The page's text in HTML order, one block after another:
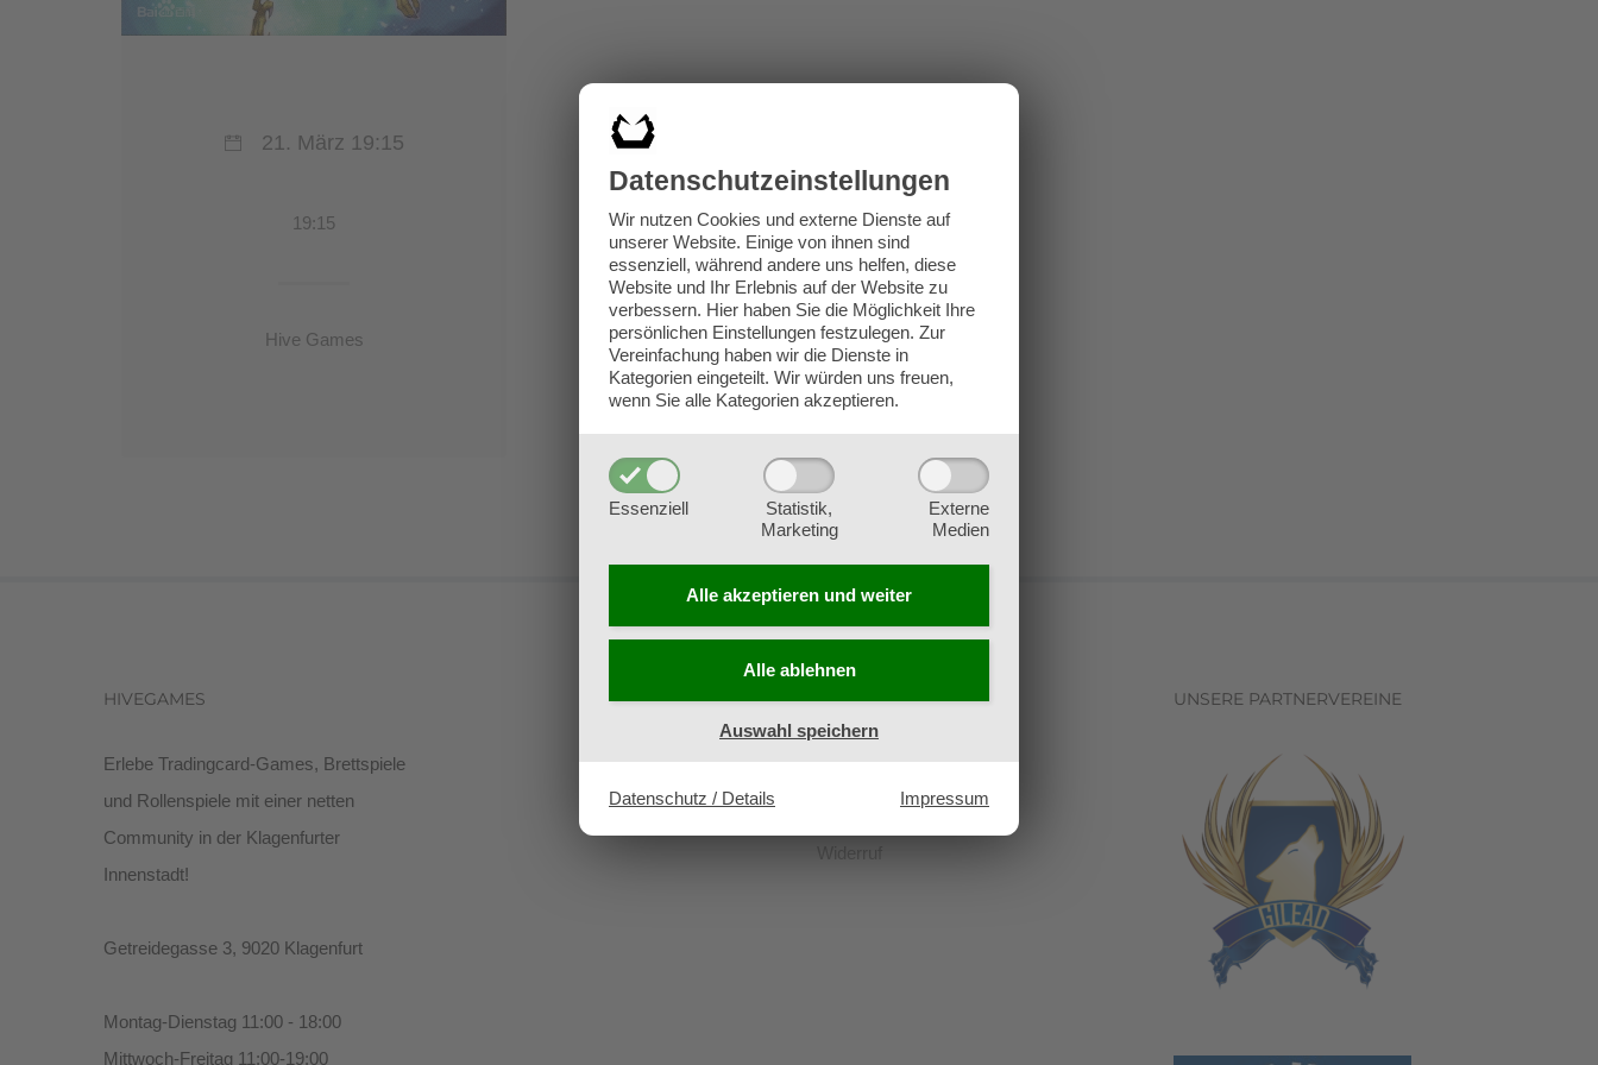
Datenschutz­einstellungen
Wir nutzen Cookies und externe Dienste auf
unserer Website. Einige von ihnen sind
essenziell, während andere uns helfen, diese
Website und Ihr Erlebnis auf der Website zu
verbessern. Hier haben Sie die Möglichkeit Ihre
persönlichen Einstellungen festzulegen. Zur
Vereinfachung haben wir die Dienste in
Kategorien eingeteilt. Wir würden uns freuen,
wenn Sie alle Kategorien akzeptieren.
Essenziell
Statistik,
Marketing
Externe
Medien
Alle akzeptieren und weiter
Alle ablehnen
Auswahl speichern
Datenschutz / Details Impressum
21. März 19:15
19:15
Hive Games
HIVEGAMES
Erlebe Tradingcard-Games, Brettspiele
und Rollenspiele mit einer netten
Community in der Klagenfurter
Innenstadt!
Getreidegasse 3, 9020 Klagenfurt
Montag-Dienstag 11:00 - 18:00
Mittwoch-Freitag 11:00-19:00
Kontakt
Impressum
Widerruf
UNSERE PARTNERVEREINE